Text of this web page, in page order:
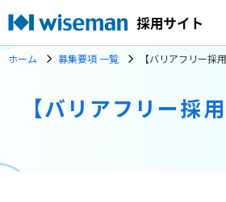
ホーム 募集要項 一覧 【バリアフリー採
【バリアフリー採